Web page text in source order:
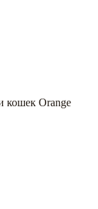
кошек Orange